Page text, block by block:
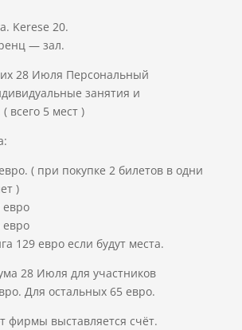
Kerese 20.
— зал.
28 Июля Персональный
занятия и
всего 5 мест )
( при покупке 2 билетов в одни
)
129 евро если будут места.
28 Июля для участников
Для остальных 65 евро.
фирмы выставляется счёт.